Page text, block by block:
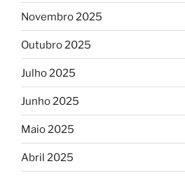
Novembro 2025
Outubro 2025
Julho 2025
Junho 2025
Maio 2025
Abril 2025